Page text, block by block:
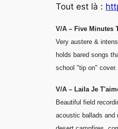
Tout est là :
V/A – Five Minutes
Very austere &
holds bared songs
school "tip on" cover.
V/A – Laila Je
Beautiful field
acoustic ballads and